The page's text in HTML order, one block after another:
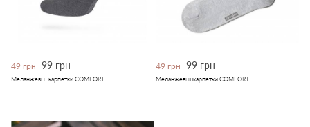
49 грн 99 грн
Меланжеві шкарпетки COMFORT
49 грн 99 грн
Меланжеві шкарпетки COMFORT